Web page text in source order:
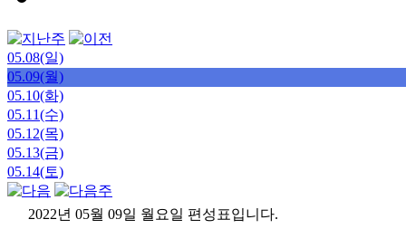
05.08(일)
05.09(월)
05.10(화)
05.11(수)
05.12(목)
05.13(금)
05.14(토)
2022년 05월 09일 월요일 편성표입니다.